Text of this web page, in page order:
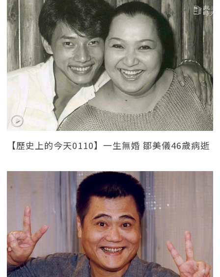
【歷史上的今天0110】一生無婚 鄒美儀46歲病逝